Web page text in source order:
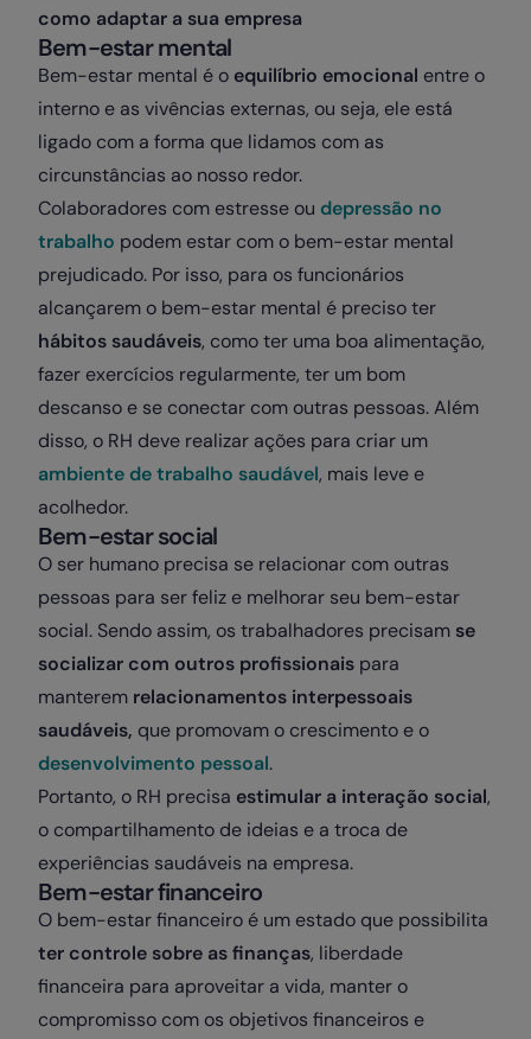
como adaptar a sua empresa
Bem-estar mental
Bem-estar mental é o equilíbrio emocional entre o
interno e as vivências externas, ou seja, ele está
ligado com a forma que lidamos com as
circunstâncias ao nosso redor.
Colaboradores com estresse ou depressão no
trabalho podem estar com o bem-estar mental
prejudicado. Por isso, para os funcionários
alcançarem o bem-estar mental é preciso ter
hábitos saudáveis, como ter uma boa alimentação,
fazer exercícios regularmente, ter um bom
descanso e se conectar com outras pessoas. Além
disso, o RH deve realizar ações para criar um
ambiente de trabalho saudável, mais leve e
acolhedor.
Bem-estar social
O ser humano precisa se relacionar com outras
pessoas para ser feliz e melhorar seu bem-estar
social. Sendo assim, os trabalhadores precisam se
socializar com outros profissionais para
manterem relacionamentos interpessoais
saudáveis, que promovam o crescimento e o
desenvolvimento pessoal.
Portanto, o RH precisa estimular a interação social,
o compartilhamento de ideias e a troca de
experiências saudáveis na empresa.
Bem-estar financeiro
O bem-estar financeiro é um estado que possibilita
ter controle sobre as finanças, liberdade
financeira para aproveitar a vida, manter o
compromisso com os objetivos financeiros e